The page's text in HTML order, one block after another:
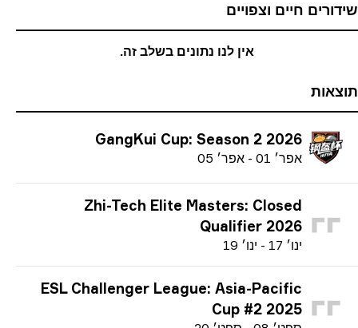
חיים וצפויים
אין לנו נתונים בשלב זה.
GangKui Cup: Season 2 2026
אפר׳ 01
-א פר׳ 05
Zhi-Tech Elite Masters: Closed
Qualifier 2026
17
-ינו׳ 19
ESL Challenger League: Asia-Pacific
Cup #2 2025